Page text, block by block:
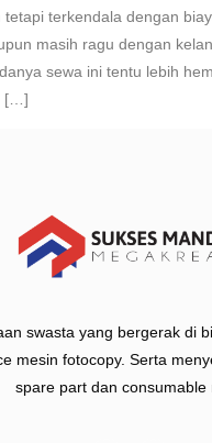
tetapi terkendala dengan
masih ragu dengan
sewa ini tentu lebih
[…]
swasta yang bergerak di
mesin fotocopy. Serta
spare part dan consumable